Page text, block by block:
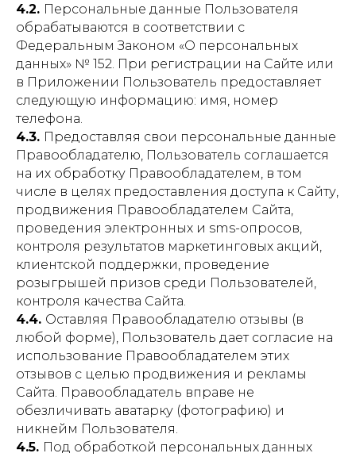
4.2. Персональные данные Пользователя
обрабатываются в соответствии с
Федеральным Законом «О персональных
данных» № 152. При регистрации на Сайте или
в Приложении Пользователь предоставляет
следующую информацию: имя, номер
телефона.
4.3. Предоставляя свои персональные данные
Правообладателю, Пользователь соглашается
на их обработку Правообладателем, в том
числе в целях предоставления доступа к Сайту,
продвижения Правообладателем Сайта,
проведения электронных и sms-опросов,
контроля результатов маркетинговых акций,
клиентской поддержки, проведение
розыгрышей призов среди Пользователей,
контроля качества Сайта.
4.4. Оставляя Правообладателю отзывы (в
любой форме), Пользователь дает согласие на
использование Правообладателем этих
отзывов с целью продвижения и рекламы
Сайта. Правообладатель вправе не
обезличивать аватарку (фотографию) и
никнейм Пользователя.
4.5. Под обработкой персональных данных